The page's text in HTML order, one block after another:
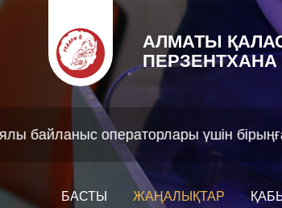
АЛМАТЫ
ПЕРЗЕНТХАНА
үшін бірыңғай нөмір - 1312
БАСТЫ
ЖАҢАЛЫҚТАР